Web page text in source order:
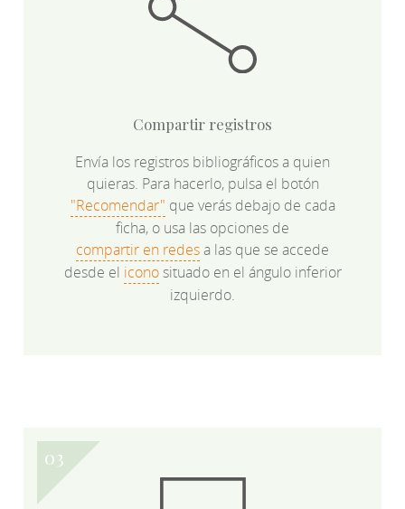
Compartir registros
Envía los registros bibliográficos a quien
quieras. Para hacerlo, pulsa el botón
"Recomendar" que verás debajo de cada
ficha, o usa las opciones de
compartir en redesa las que se accede
desde el iconosituado en el ángulo inferior
izquierdo.